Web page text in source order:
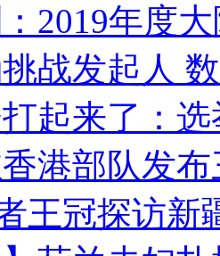
2019年度
战发起人
起来了：
港部队发
王冠探访新